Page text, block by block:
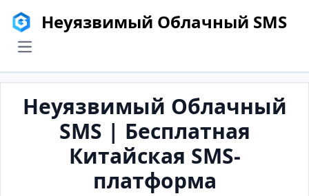
Неуязвимый Облачный SMS
menu
Неуязвимый Облачный
SMS | Бесплатная
Китайская SMS-
платформа